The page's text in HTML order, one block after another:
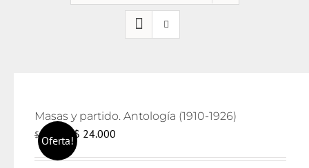
Oferta!
Masas y partido. Antología (1910-1926)
$25.000
El
precio
$ 24.000